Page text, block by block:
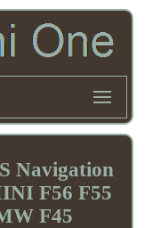
Navigation
F56 F55
F45